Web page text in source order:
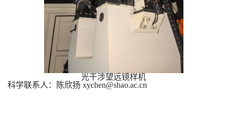
光干涉望远镜样机
科学联系人：陈欣扬 xychen@shao.ac.cn